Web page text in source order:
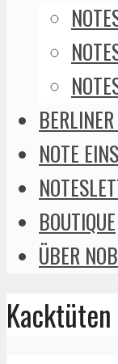
NOTE
BOUTIQUE
ÜBER NOB
Kacktüten